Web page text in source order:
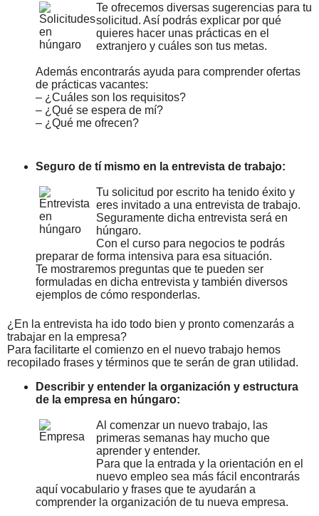
Te ofrecemos diversas sugerencias para tu
solicitud. Así podrás explicar por qué
quieres hacer unas prácticas en el
extranjero y cuáles son tus metas.
Además encontrarás ayuda para comprender ofertas
de prácticas vacantes:
– ¿Cuáles son los requisitos?
– ¿Qué se espera de mí?
– ¿Qué me ofrecen?
Seguro de tí mismo en la entrevista de trabajo:
Tu solicitud por escrito ha tenido éxito y
eres invitado a una entrevista de trabajo.
Seguramente dicha entrevista será en
húngaro.
Con el curso para negocios te podrás
preparar de forma intensiva para esa situación.
Te mostraremos preguntas que te pueden ser
formuladas en dicha entrevista y también diversos
ejemplos de cómo responderlas.
¿En la entrevista ha ido todo bien y pronto comenzarás a
trabajar en la empresa?
Para facilitarte el comienzo en el nuevo trabajo hemos
recopilado frases y términos que te serán de gran utilidad.
Describir y entender la organización y estructura
de la empresa en húngaro:
Al comenzar un nuevo trabajo, las
primeras semanas hay mucho que
aprender y entender.
Para que la entrada y la orientación en el
nuevo empleo sea más fácil encontrarás
aquí vocabulario y frases que te ayudarán a
comprender la organización de tu nueva empresa.